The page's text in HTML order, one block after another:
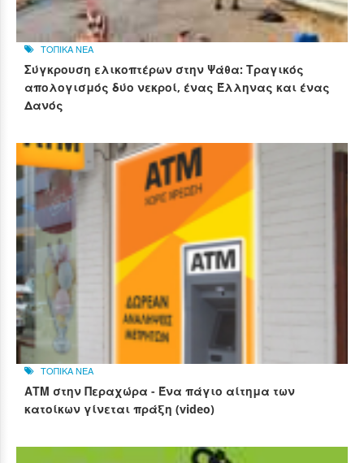
ΤΟΠΙΚΑ ΝΕΑ
Σύγκρουση ελικοπτέρων στην Ψάθα: Τραγικός
απολογισμός δύο νεκροί, ένας Έλληνας και ένας
Δανός
ΤΟΠΙΚΑ ΝΕΑ
ΑΤΜ στην Περαχώρα - Ένα πάγιο αίτημα των
κατοίκων γίνεται πράξη (video)